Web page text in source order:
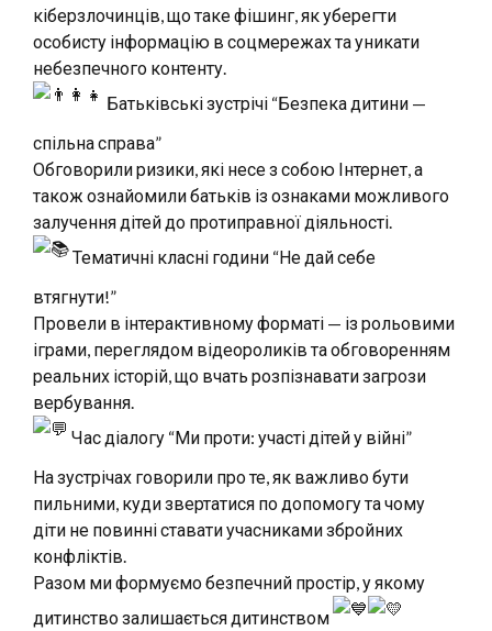
кіберзлочинців, що таке фішинг, як уберегти
особисту інформацію в соцмережах та уникати
небезпечного контенту.
Батьківські зустрічі “Безпека дитини —
спільна справа”
Обговорили ризики, які несе з собою Інтернет, а
також ознайомили батьків із ознаками можливого
залучення дітей до протиправної діяльності.
Тематичні класні години “Не дай себе
втягнути!”
Провели в інтерактивному форматі — із рольовими
іграми, переглядом відеороликів та обговоренням
реальних історій, що вчать розпізнавати загрози
вербування.
Час діалогу “Ми проти: участі дітей у війні”
На зустрічах говорили про те, як важливо бути
пильними, куди звертатися по допомогу та чому
діти не повинні ставати учасниками збройних
конфліктів.
Разом ми формуємо безпечний простір, у якому
дитинство залишається дитинством